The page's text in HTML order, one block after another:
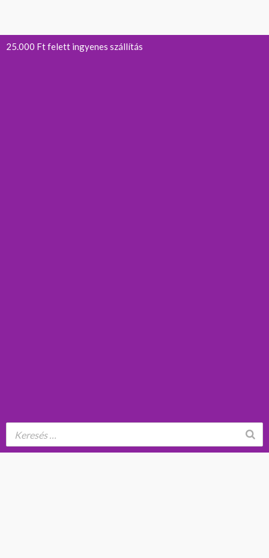
25.000 Ft felett ingyenes szállítás